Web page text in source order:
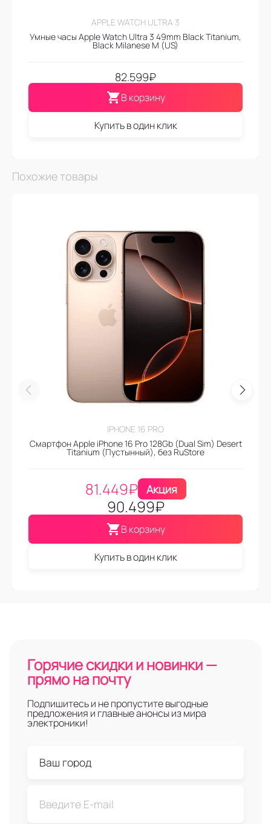
APPLE WATCH ULTRA 3
Умные часы Apple Watch Ultra 3 49mm Black Titanium,
Black Milanese M (US)
82.599₽
В корзину
Купить в один клик
Похожие товары
IPHONE 16 PRO
Смартфон Apple iPhone 16 Pro 128Gb (Dual Sim) Desert
Titanium (Пустынный), без RuStore
81.449₽ Акция
90.499₽
В корзину
Купить в один клик
Горячие скидки и новинки —
прямо на почту
Подпишитесь и не пропустите выгодные
предложения и главные анонсы из мира
электроники!